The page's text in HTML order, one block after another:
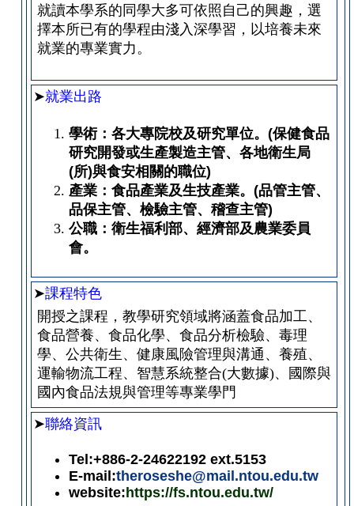
就讀本學系的同學大多可依照自己的興趣，選
擇本所已有的學程由淺入深學習，以培養未來
就業的專業實力。
➤就業出路
學術：各大專院校及研究單位。 (保健食品
研究開發或生產製造主管、各地衛生局
(所)與食安相關的職位)
產業：食品產業及生技產業。 (品管主管、
品保主管、檢驗主管、稽查主管)
公職：衛生福利部、經濟部及農業委員
會。
➤課程特色
開授之課程，教學研究領域將涵蓋食品加工、
食品營養、食品化學、食品分析檢驗、毒理
學、公共衛生、健康風險管理與溝通、養殖、
運輸物流工程、智慧系統整合(大數據)、國際與
國內食品法規與管理等專業學門
➤聯絡資訊
Tel:+886-2-24622192 ext.5153
E-mail:theroseshe@mail.ntou.edu.tw
website: https://fs.ntou.edu.tw/